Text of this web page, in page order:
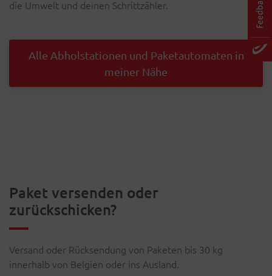
die Umwelt und deinen Schrittzähler.
Alle Abholstationen und Paketautomaten in
meiner Nähe
Paket versenden oder
zurückschicken?
Versand oder Rücksendung von Paketen bis 30 kg
innerhalb von Belgien oder ins Ausland.